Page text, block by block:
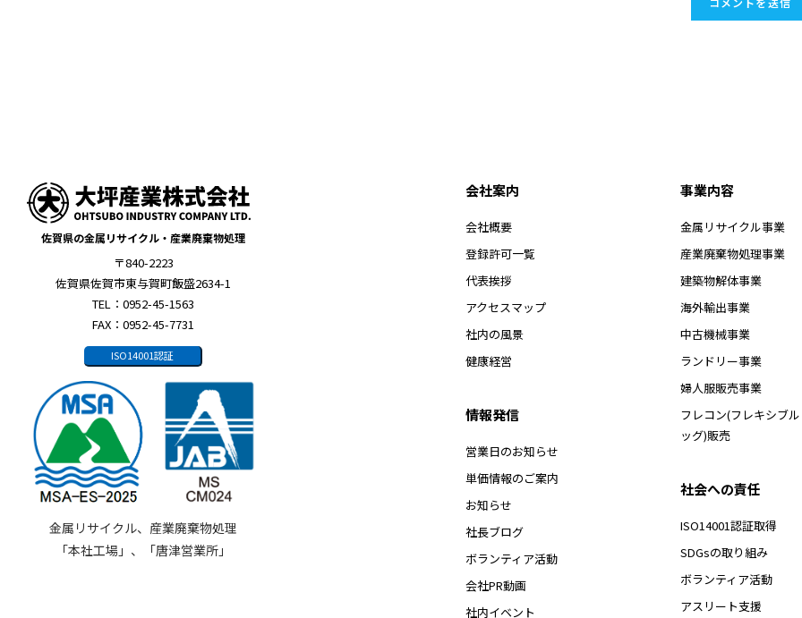
佐賀県の金属リサイクル・産業廃棄物処理
〒840-2223
佐賀県佐賀市東与賀町飯盛2634-1
TEL：0952-45-1563
FAX：0952-45-7731
ISO14001認証
金属リサイクル、産業廃棄物処理
「本社工場」、「唐津営業所」
会社案内
会社概要
登録許可一覧
代表挨拶
アクセスマップ
社内の風景
健康経営
情報発信
営業日のお知らせ
単価情報のご案内
お知らせ
社長ブログ
ボランティア活動
会社PR動画
社内イベント
事業内容
金属リサイクル事業
産業廃棄物処理事業
建築物解体事業
海外輸出事業
中古機械事業
ランドリー事業
婦人服販売事業
フレコン(フレキシブ
ッグ)販売
社会への責任
ISO14001認証取得
SDGsの取り組み
ボランティア活動
アスリート支援